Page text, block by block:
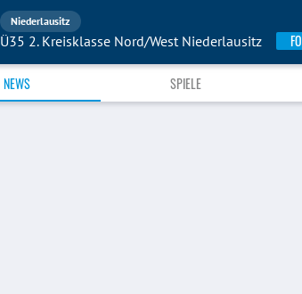
Niederlausitz
Ü35 2. Kreisklasse Nord/West Niederlausitz
NEWS SPIELE